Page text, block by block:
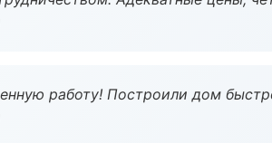
работу! Построили дом